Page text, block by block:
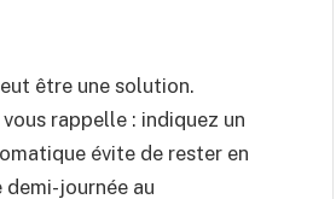
être une solution.
rappelle : indiquez un
évite de rester en
demi-journée au